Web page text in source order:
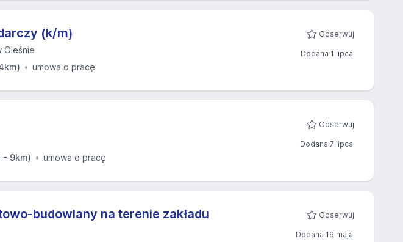
(k/m)
Oleśnie
umowa o pracę
Obserwuj
Dodana 1 lipca
- 9km)
umowa o pracę
Obserwuj
Dodana 7 lipca
budowlany na terenie zakładu
Obserwuj
Dodana 19 maja